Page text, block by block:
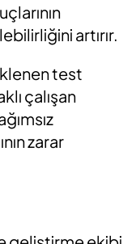
artırır.
test
çalışan
zarar